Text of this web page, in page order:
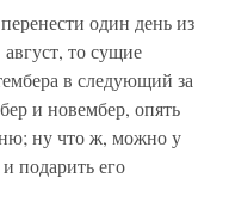
один день из
то сущие
в следующий за
и новембер, опять
ну что ж, можно у
подарить его